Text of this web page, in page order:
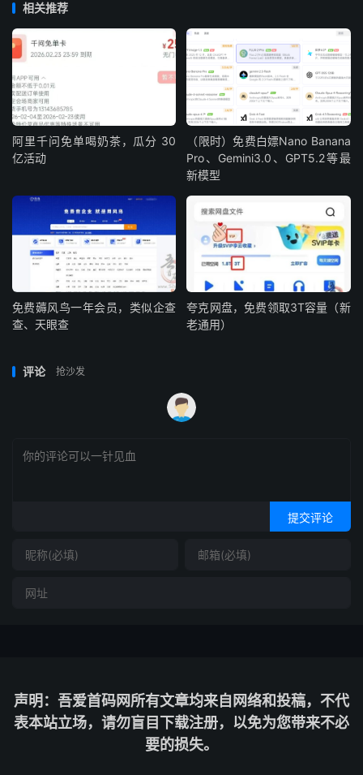
相关推荐
阿里千问免单喝奶茶，瓜分 30
亿活动
（限时）免费白嫖Nano Banana
Pro、Gemini3.0、GPT5.2等最
新模型
免费薅风鸟一年会员，类似企查
查、天眼查
夸克网盘，免费领取3T容量（新
老通用）
评论 抢沙发
提交评论
声明：吾爱首码网所有文章均来自网络和投稿，不代
表本站立场，请勿盲目下载注册，以免为您带来不必
要的损失。